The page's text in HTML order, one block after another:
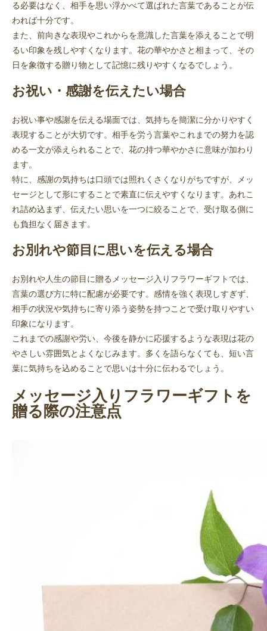
る必要はなく、相手を思い浮かべて選ばれた言葉であることが伝
われば十分です。
また、前向きな表現やこれからを意識した言葉を添えることで明
るい印象を残しやすくなります。花の華やかさと相まって、その
日を象徴する贈り物として記憶に残りやすくなるでしょう。
お祝い・感謝を伝えたい場合
お祝い事や感謝を伝える場面では、気持ちを簡潔に分かりやすく
表現することが大切です。相手を労う言葉やこれまでの努力を認
める一文が添えられることで、花の持つ華やかさに意味が加わり
ます。
特に、感謝の気持ちは口頭では照れくさくなりがちですが、メッ
セージとして形にすることで素直に伝えやすくなります。あれこ
れ詰め込まず、伝えたい思いを一つに絞ることで、受け取る側に
も負担なく届きます。
お別れや節目に思いを伝える場合
お別れや人生の節目に贈るメッセージ入りフラワーギフトでは、
言葉の選び方に特に配慮が必要です。感情を強く表現しすぎず、
相手の状況や気持ちに寄り添う姿勢を持つことで受け取りやすい
印象になります。
これまでの感謝や労い、今後を静かに応援するような表現は花の
やさしい雰囲気とよくなじみます。多くを語らなくても、短い言
葉に気持ちを込めることで思いは十分に伝わるでしょう。
メッセージ入りフラワーギフトを
贈る際の注意点